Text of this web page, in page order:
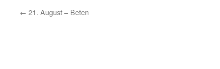
← 21. August – Beten